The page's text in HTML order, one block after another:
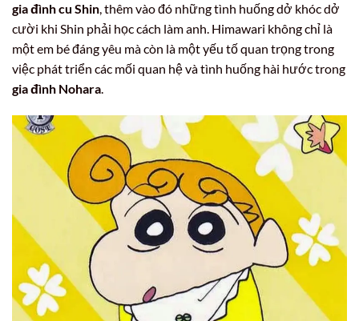
gia đình cu Shin, thêm vào đó những tình huống dở khóc dở
cười khi Shin phải học cách làm anh. Himawari không chỉ là
một em bé đáng yêu mà còn là một yếu tố quan trọng trong
việc phát triển các mối quan hệ và tình huống hài hước trong
gia đình Nohara.